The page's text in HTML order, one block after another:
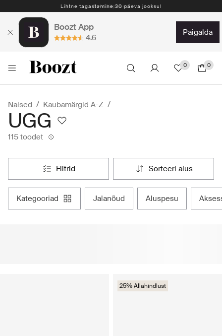
Lihtne tagastamine 30 päeva jooksul
Boozt App
4.6
paigalda
0 0
Naised Kaubamärgid A-Z
UGG
115 toodet
filtrid sorteeri alus
kategooriad jalanõud aluspesu
25% Allahindlust